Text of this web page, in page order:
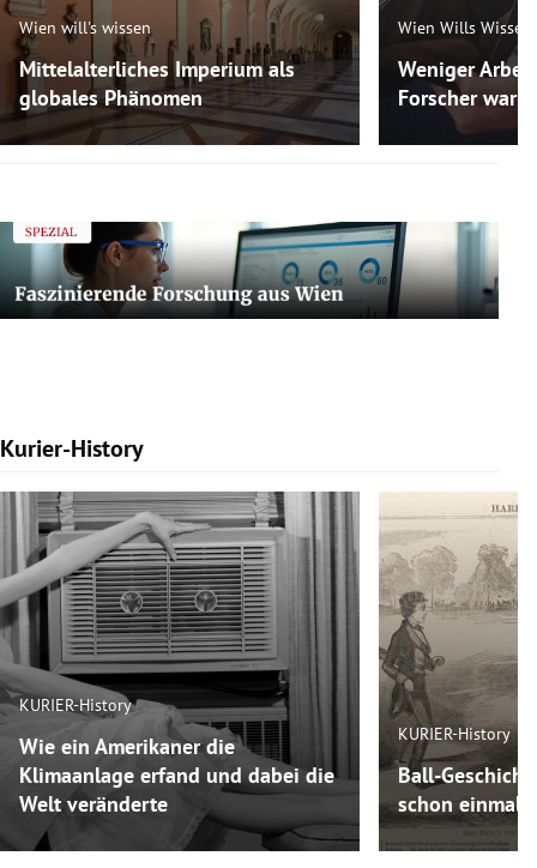
Wien will's wissen
Mittelalterliches Imperium als
globales Phänomen
Wien Wills Wissen
Weniger
Forscher
Kurier-History
Slide 1 von 7
KURIER-History
Wie ein Amerikaner die
Klimaanlage erfand und dabei die
Welt veränderte
KURIER-History
Ball-
schon einmal